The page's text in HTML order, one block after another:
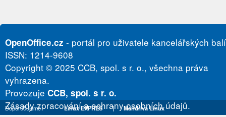
OpenOffice.cz - portál pro uživatele kancelářských
ISSN: 1214-9608
Copyright © 2025 CCB, spol. s r. o., všechna práva
vyhrazena.
Provozuje CCB, spol. s r. o.
Zásady zpracování a ochrany osobních údajů.
Doporučujeme Linux EXPRES | Mandriva Linux